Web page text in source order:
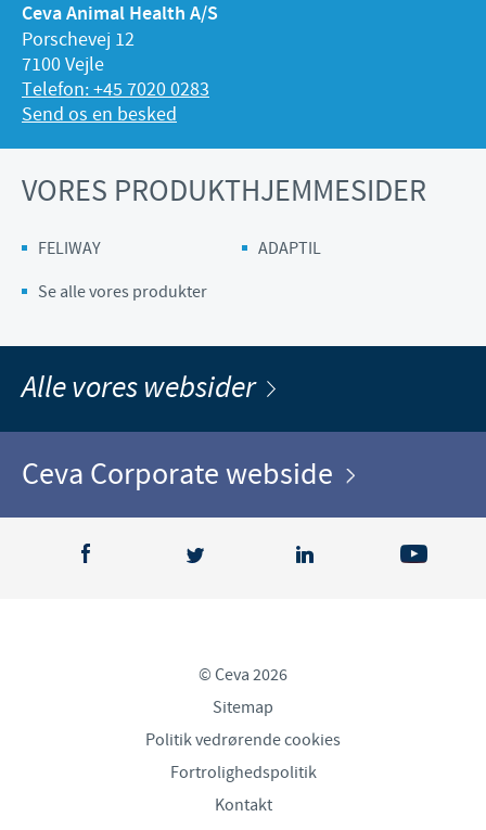
Ceva Animal Health A/S
Porschevej 12
7100 Vejle
Telefon: +45 7020 0283
Send os en besked
VORES PRODUKTHJEMMESIDER
FELIWAY
ADAPTIL
Se alle vores produkter
Alle vores websider
Ceva Corporate webside
© Ceva 2026
Sitemap
Politik vedrørende cookies
Fortrolighedspolitik
Kontakt